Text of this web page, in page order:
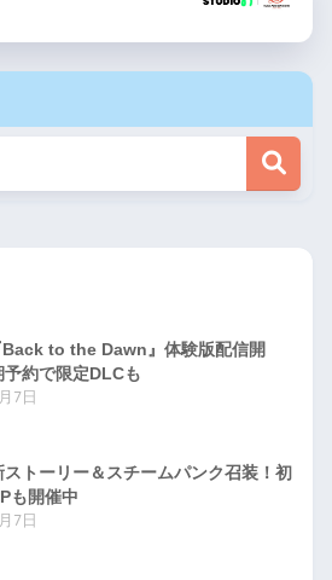
Back to the Dawn』体験版配信開
予約で限定DLCも
7日
ストーリー＆スチームパンク召装！初
も開催中
7日